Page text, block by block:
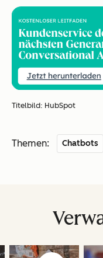
Titelbild: HubSpot
Themen: Chatbots